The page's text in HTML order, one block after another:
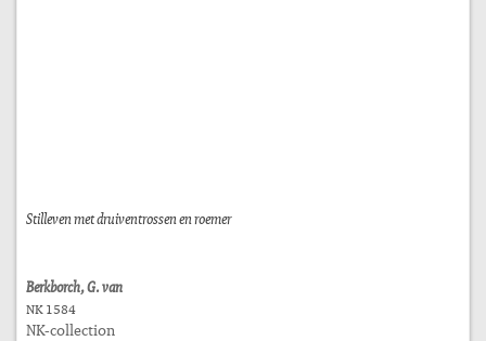
Stilleven met druiventrossen en roemer
Berkborch, G. van
NK 1584
NK-collection